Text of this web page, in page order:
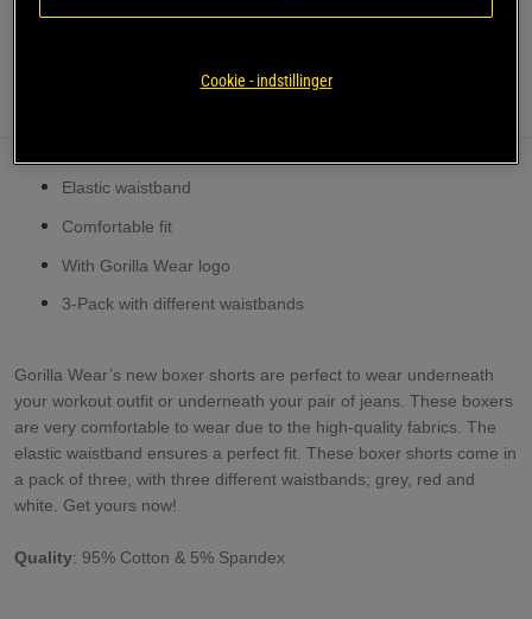
Læs mere
Elastic waistband
Comfortable fit
With Gorilla Wear logo
3-Pack with different waistbands
Gorilla Wear’s new boxer shorts are perfect to wear underneath
your workout outfit or underneath your pair of jeans. These boxers
are very comfortable to wear due to the high-quality fabrics. The
elastic waistband ensures a perfect fit. These boxer shorts come in
a pack of three, with three different waistbands; grey, red and
white. Get yours now!
Quality: 95% Cotton & 5% Spandex
Cookie - indstillinger